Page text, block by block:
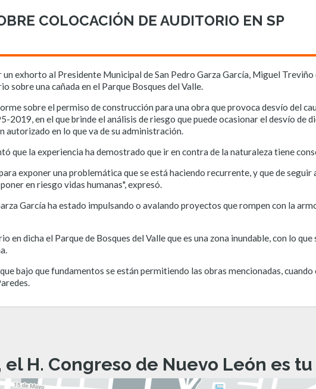
COLOCACIÓN DE AUDITORIO EN SP
exhorto al Presidente Municipal de San Pedro Garza García, Miguel
sobre una cañada en el Parque Bosques del Valle.
sobre el permiso de construcción para una obra que provoca desvío del
en el que brinde el análisis de riesgo que puede ocasionar el desvío de
autorizado en lo que va de su administración.
que la experiencia ha demostrado que ir en contra de la naturaleza tiene
exponer una problemática que se está haciendo recurrente, y que de
en riesgo vidas humanas", expresó.
García ha estado impulsando o avalando proyectos que rompen con la
en dicha el Parque de Bosques del Valle que es una zona inundable, con lo
bajo que fundamentos se están permitiendo las obras mencionadas, cuando
el H. Congreso de Nuevo León es tu